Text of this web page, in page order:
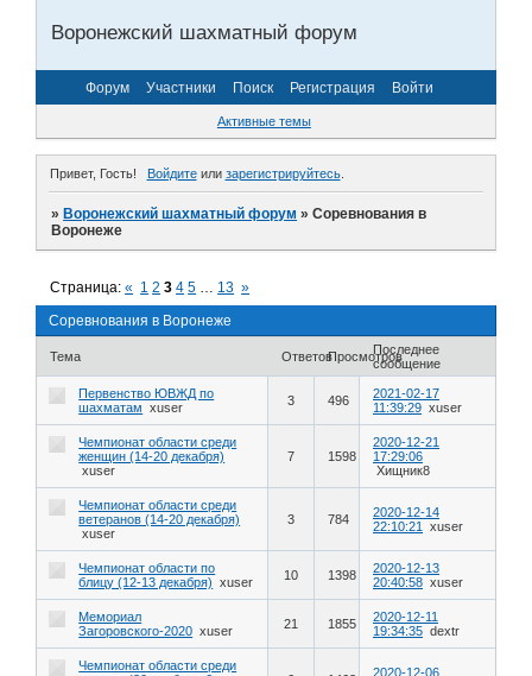
Воронежский шахматный форум
Форум Участники Поиск Регистрация Войти
Активные темы
Привет, Гость! Войдитеили зарегистрируйтесь.
»Воронежский шахматный форум »Соревнования в
Воронеже
Соревнования в Воронеже
Страница:« 1 2 3 4 5 … 13 »
Тема ОтветовПросмотровПоследнее
сообщение
Первенство ЮВЖД по
шахматам
xuser 3 496
2021-02-17
11:39:29 xuser
Чемпионат области среди
женщин (14-20 декабря)
xuser
7 1598
2020-12-21
17:29:06
Хищник8
Чемпионат области среди
ветеранов (14-20 декабря)
xuser
3 784
2020-12-14
22:10:21
xuser
Чемпионат области по
блицу (12-13 декабря)
xuser 10 1398
2020-12-13
20:40:58 xuser
Мемориал
Загоровского-2020 xuser 21 1855
2020-12-11
19:34:35 dextr
Чемпионат области среди
2020-12-06